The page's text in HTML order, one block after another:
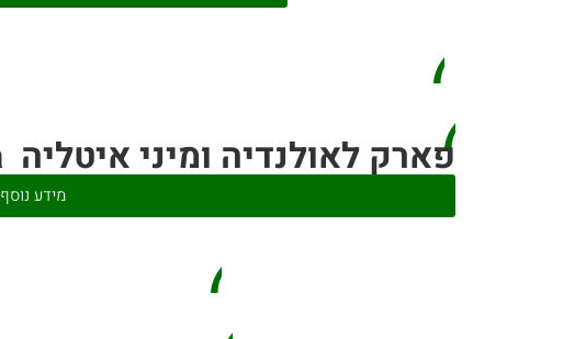
פארק לאולנדיה ומיני איטליה Parco Leolandia
מידע נוסף